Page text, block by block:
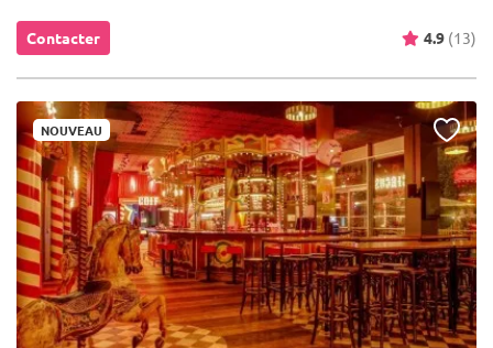
Contacter 4.9 (13)
NOUVEAU